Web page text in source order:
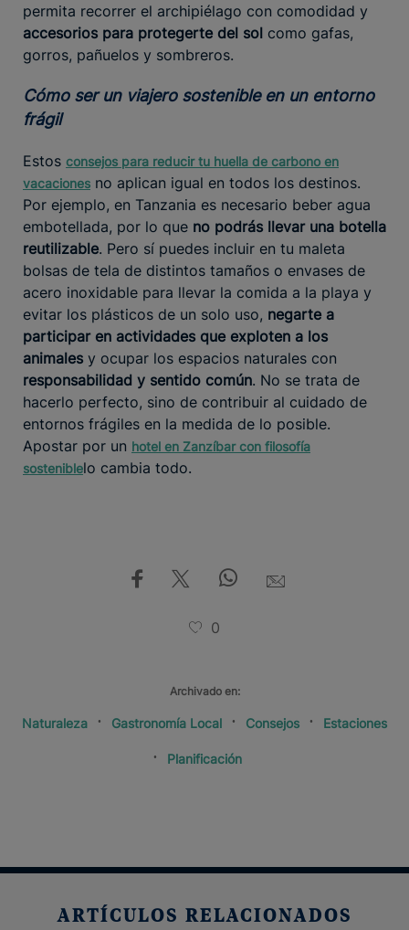
permita recorrer el archipiélago con comodidad y
accesorios para protegerte del sol como gafas,
gorros, pañuelos y sombreros.
Cómo ser un viajero sostenible en un entorno
frágil
Estos consejos para reducir tu huella de carbono en
vacaciones no aplican igual en todos los destinos.
Por ejemplo, en Tanzania es necesario beber agua
embotellada, por lo que no podrás llevar una botella
reutilizable. Pero sí puedes incluir en tu maleta
bolsas de tela de distintos tamaños o envases de
acero inoxidable para llevar la comida a la playa y
evitar los plásticos de un solo uso, negarte a
participar en actividades que exploten a los
animales y ocupar los espacios naturales con
responsabilidad y sentido común. No se trata de
hacerlo perfecto, sino de contribuir al cuidado de
entornos frágiles en la medida de lo posible.
Apostar por un hotel en Zanzíbar con filosofía
sosteniblelo cambia todo.
0
Archivado en:
Naturaleza Gastronomía Local Consejos Estaciones
Planificación
ARTÍCULOS RELACIONADOS